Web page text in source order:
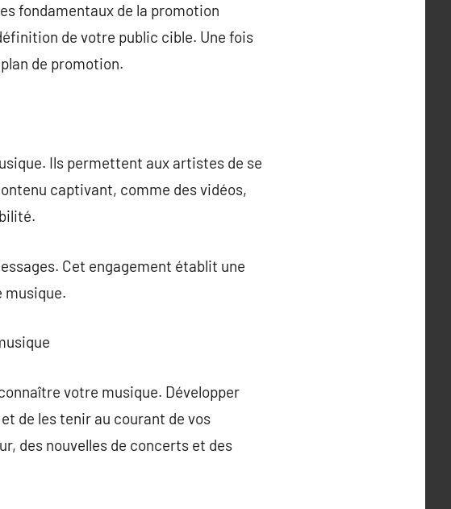
fondamentaux de la promotion
de votre public cible. Une fois
de promotion.
Ils permettent aux artistes de se
captivant, comme des vidéos,
Cet engagement établit une
musique.
votre musique. Développer
de les tenir au courant de vos
des nouvelles de concerts et des